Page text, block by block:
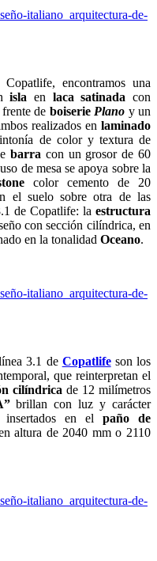
encontramos una
isla en laca satinada con
de boiserie Plano y un
realizados en laminado
de color y textura de
barra con un grosor de 60
de mesa se apoya sobre la
color cemento de 20
el suelo sobre otra de las
de Copatlife: la estructura
con sección cilíndrica, en
en la tonalidad Oceano.
3.1 de Copatlifeson los
que reinterpretan el
cilíndrica de 12 milímetros
brillan con luz y carácter
insertados en el paño de
altura de 2040 mm o 2110